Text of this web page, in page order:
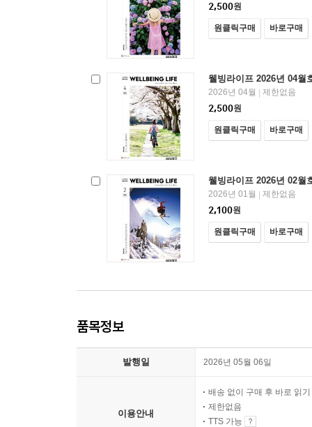
2,500원
원클릭구매 바로구매
웰빙라이프 2026년 04월
2026년 04월 | 제한없음
2,500원
원클릭구매 바로구매
웰빙라이프 2026년 02월
2026년 01월 | 제한없음
2,100원
원클릭구매 바로구매
품목정보
발행일 2026년 05월 06일
이용안내
배송 없이 구매 후 바로 읽기
제한없음
TTS 가능